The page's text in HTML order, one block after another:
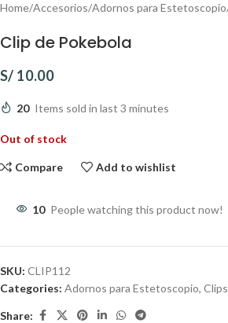
Home Accesorios Adornos para Estetoscopio
Clip de Pokebola
S/ 10.00
20 Items sold in last 3 minutes
Out of stock
Compare Add to wishlist
10 People watching this product now!
SKU: CLIP112
Categories: Adornos para Estetoscopio, Clips
Share: